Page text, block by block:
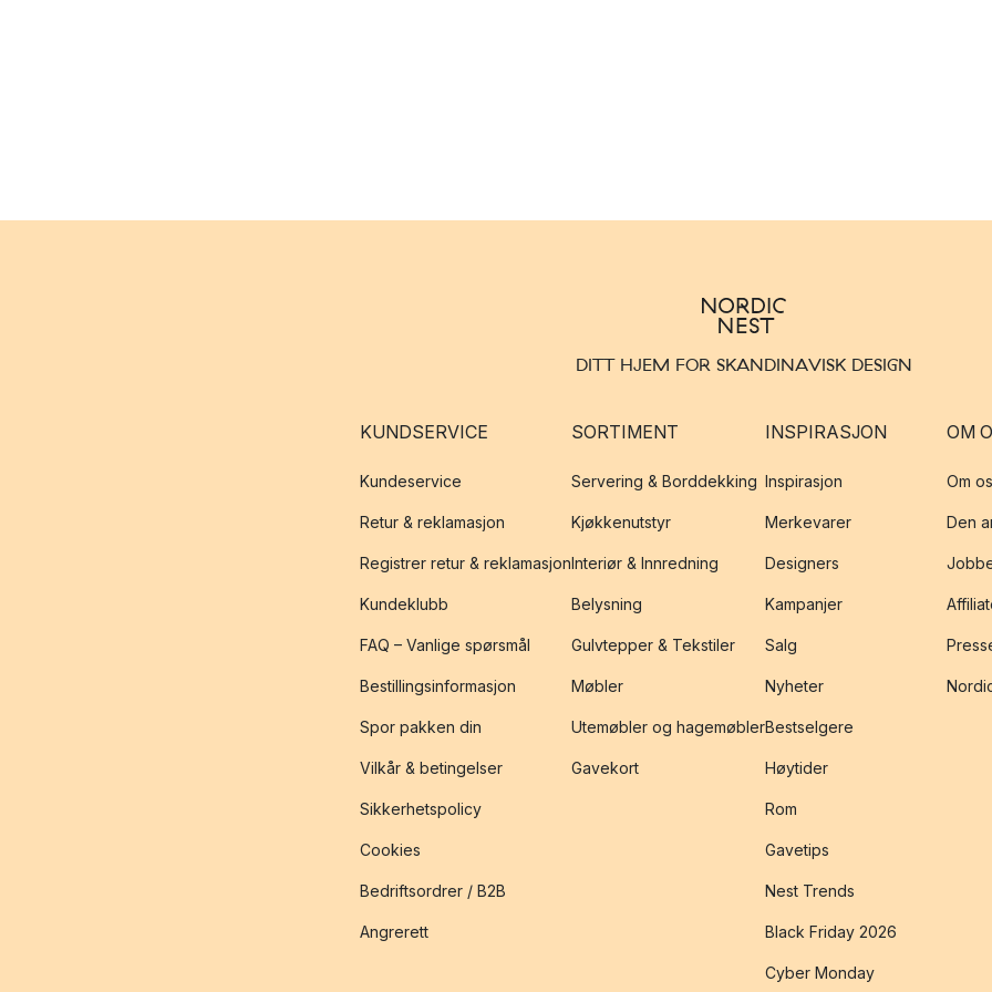
DITT HJEM FOR SKANDINAVISK DESIGN
KUNDSERVICE
Kundeservice
Retur & reklamasjon
Registrer retur & reklamasjon
Kundeklubb
FAQ – Vanlige spørsmål
Bestillingsinformasjon
Spor pakken din
Vilkår & betingelser
Sikkerhetspolicy
Cookies
Bedriftsordrer / B2B
Angrerett
SORTIMENT
Servering & Borddekking
Kjøkkenutstyr
Interiør & Innredning
Belysning
Gulvtepper & Tekstiler
Møbler
Utemøbler og hagemøbler
Gavekort
INSPIRASJON
Inspirasjon
Merkevarer
Designers
Kampanjer
Salg
Nyheter
Bestselgere
Høytider
Rom
Gavetips
Nest Trends
Black Friday 2026
Cyber Monday
OM
Om
Den